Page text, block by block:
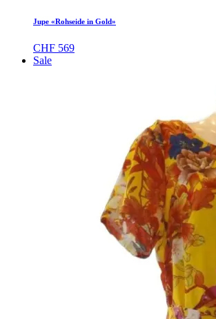
Jupe «Rohseide in Gold»
CHF 569
Sale